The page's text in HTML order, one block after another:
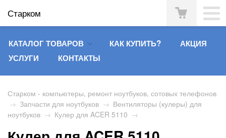
Старком
КАТАЛОГ ТОВАРОВ КАК КУПИТЬ?
АКЦИЯ
УСЛУГИ
КОНТАКТЫ
Старком - компьютеры, ремонт ноутбуков, сотовых телефонов
→ Запчасти для ноутбуков → Вентиляторы (кулеры) для
ноутбуков → Кулер для ACER 5110 →